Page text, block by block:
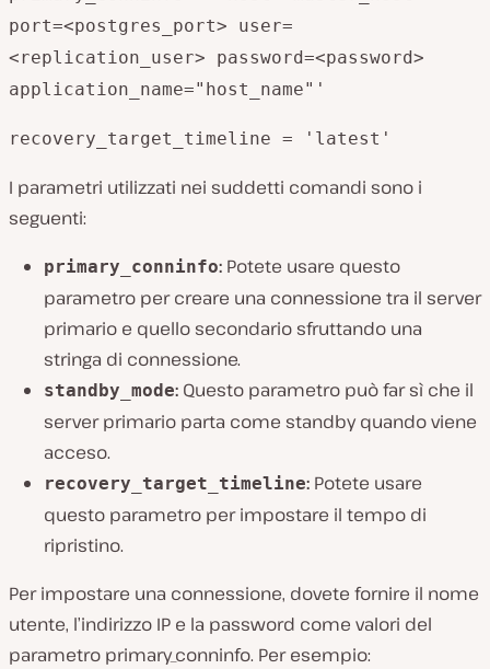
port=<postgres_port> user=
<replication_user> password=<password>
application_name="host_name"'
recovery_target_timeline = 'latest'
I parametri utilizzati nei suddetti comandi sono i
seguenti:
primary_conninfo: Potete usare questo
parametro per creare una connessione tra il server
primario e quello secondario sfruttando una
stringa di connessione.
standby_mode: Questo parametro può far sì che il
server primario parta come standby quando viene
acceso.
recovery_target_timeline: Potete usare
questo parametro per impostare il tempo di
ripristino.
Per impostare una connessione, dovete fornire il nome
utente, l’indirizzo IP e la password come valori del
parametro primary_conninfo. Per esempio: